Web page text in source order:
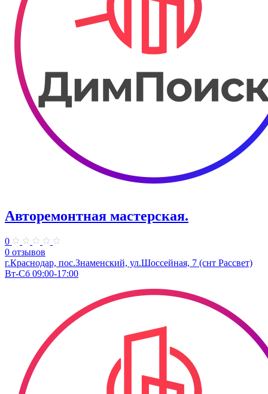
Авторемонтная мастерская.
0
0 отзывов
г.Краснодар, пос.Знаменский, ул.Шоссейная, 7 (снт Рассвет)
Вт-Сб 09:00-17:00